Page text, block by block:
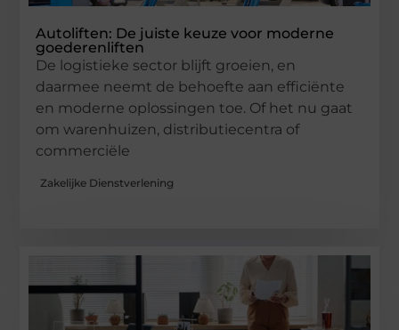
Autoliften: De juiste keuze voor moderne
goederenliften
De logistieke sector blijft groeien, en
daarmee neemt de behoefte aan efficiënte
en moderne oplossingen toe. Of het nu gaat
om warenhuizen, distributiecentra of
commerciële
Zakelijke Dienstverlening